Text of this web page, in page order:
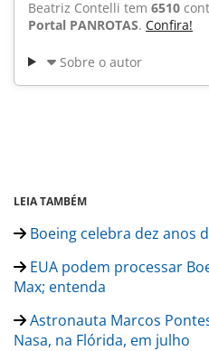
Beatriz Contelli tem 6510
Portal PANROTAS. Confira!
Sobre o autor
LEIA TAMBÉM
Boeing celebra dez anos
EUA podem processar
Max; entenda
Astronauta Marcos
Nasa, na Flórida, em julho